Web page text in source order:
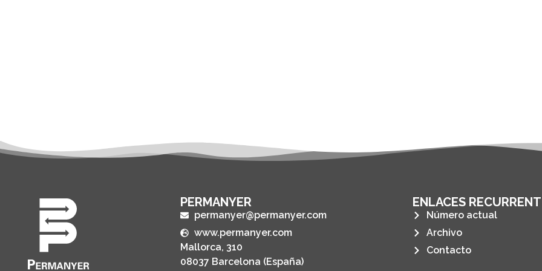
PERMANYER
permanyer@permanyer.com
www.permanyer.com
Mallorca, 310
08037 Barcelona (España)
ENLACES
Número actual
Archivo
Contacto